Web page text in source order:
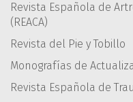
Revista Española de
(REACA)
Revista del Pie y Tobillo
Monografías de
Revista Española de